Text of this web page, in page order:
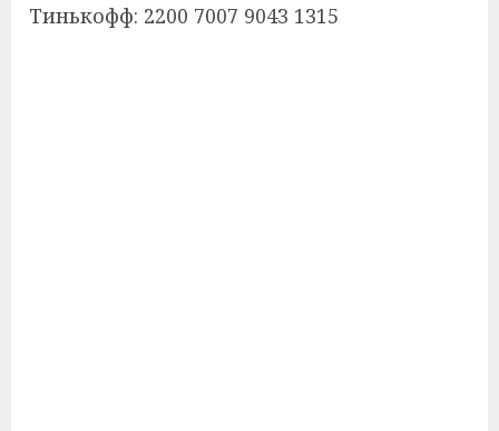
Тинькофф: 2200 7007 9043 1315